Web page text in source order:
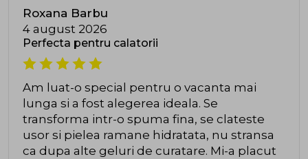
Roxana Barbu
4 august 2026
Perfecta pentru calatorii
Am luat-o special pentru o vacanta mai
lunga si a fost alegerea ideala. Se
transforma intr-o spuma fina, se clateste
usor si pielea ramane hidratata, nu stransa
ca dupa alte geluri de curatare. Mi-a placut